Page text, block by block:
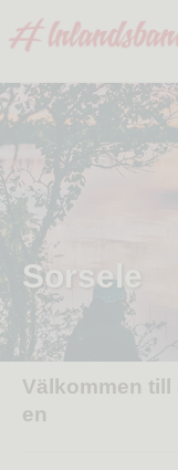
Sorsele
Välkommen
en